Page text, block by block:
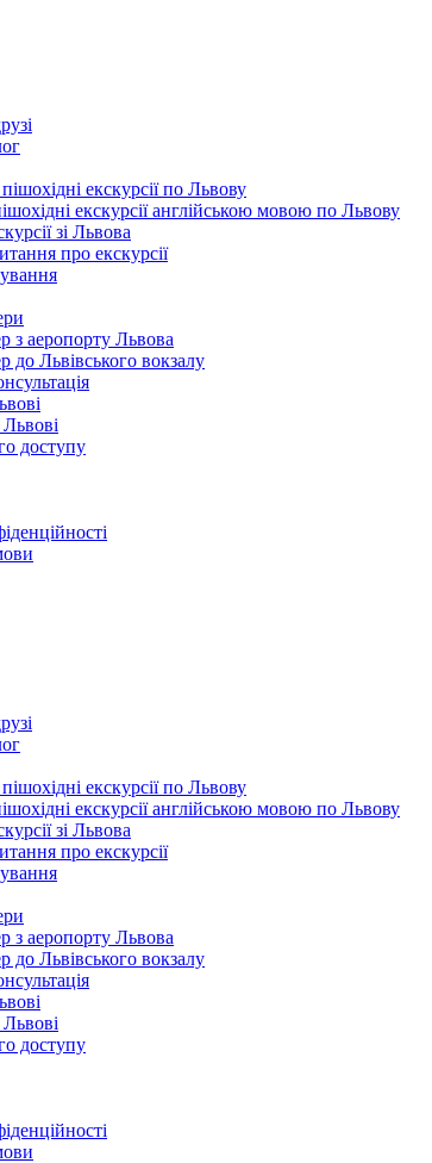
екскурсії по Львову
екскурсії англійською мовою по Львову
зі Львова
про екскурсії
з аеропорту Львова
до Львівського вокзалу
доступу
екскурсії по Львову
екскурсії англійською мовою по Львову
зі Львова
про екскурсії
з аеропорту Львова
до Львівського вокзалу
доступу